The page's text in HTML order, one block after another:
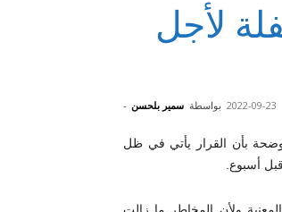
لأجل
بواسطة سمير بلحسن - 2022-09-23
بأن القرار يأتي في ظل
أسبوع.
ولأن المخاطر ما زالت